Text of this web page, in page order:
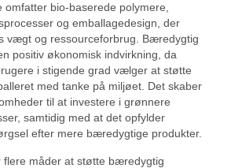
bio-baserede polymere,
og emballagedesign, der
vægt og ressourceforbrug. Bæredygtig
positiv økonomisk indvirkning, da
i stigende grad vælger at støtte
med tanke på miljøet. Det skaber
til at investere i grønnere
samtidig med at det opfylder
efter mere bæredygtige produkter.
flere måder at støtte bæredygtig